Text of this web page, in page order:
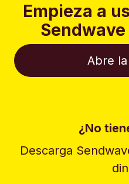
Empieza a
Abre
¿No
Descarga